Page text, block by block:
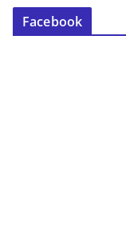
Facebook